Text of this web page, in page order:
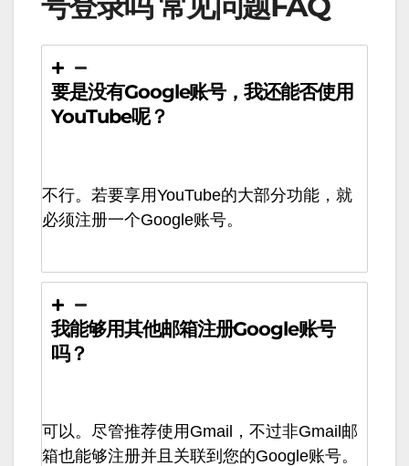
要是没有Google账号，我还能否使用
YouTube呢？
不行。若要享用YouTube的大部分功能，就
必须注册一个Google账号。
我能够用其他邮箱注册Google账号
吗？
可以。尽管推荐使用Gmail，不过非Gmail邮
箱也能够注册并且关联到您的Google账号。